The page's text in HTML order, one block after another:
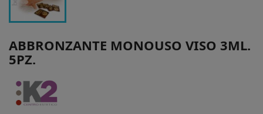
ABBRONZANTE MONOUSO VISO 3ML.
5PZ.